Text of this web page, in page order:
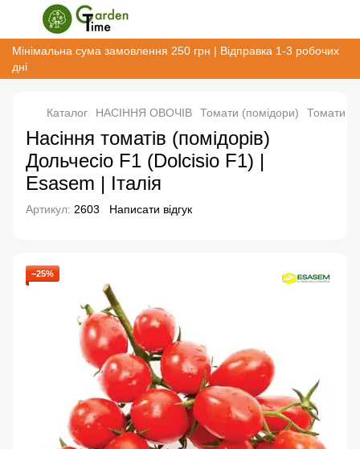
Мінімальна сума замовлення 250 грн | Відправка 1-3 робочих
дні
Каталог НАСІННЯ ОВОЧІВ Томати (помідори) Томати
Насіння томатів (помідорів)
Дольчесіо F1 (Dolcisio F1) |
Esasem | Італія
Артикул: 2603 Написати відгук
−25%